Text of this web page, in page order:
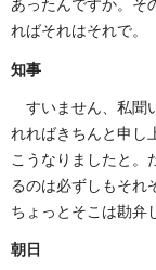
あったんですか。そ
ればそれはそれで。
知事
すいません、私聞
れればきちんと申し
こうなりましたと。
るのは必ずしもそれ
ちょっとそこは勘弁
朝日